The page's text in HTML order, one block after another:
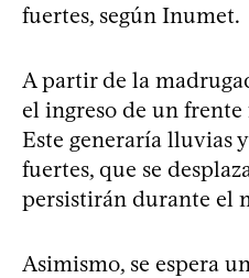
fuertes, según Inumet.
A partir de la
el ingreso de un
Este generaría lluvias
fuertes, que se
persistirán durante el
Asimismo, se espera